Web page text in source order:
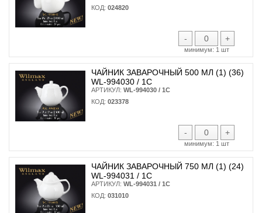
КОД: 024820
- +
минимум: 1 шт
ЧАЙНИК ЗАВАРОЧНЫЙ 500 МЛ (1) (36)
WL-994030 / 1C
АРТИКУЛ: WL-994030 / 1C
КОД: 023378
- +
минимум: 1 шт
ЧАЙНИК ЗАВАРОЧНЫЙ 750 МЛ (1) (24)
WL-994031 / 1C
АРТИКУЛ: WL-994031 / 1C
КОД: 031010